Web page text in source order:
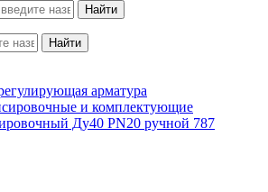
Найти
Найти
арматура
и комплектующие
Ду40 PN20 ручной 787